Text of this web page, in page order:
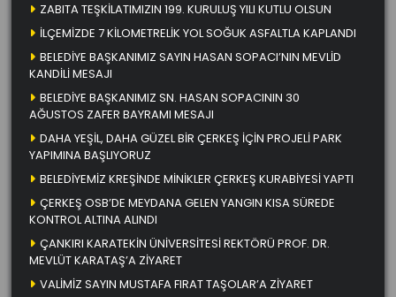
ZABITA TEŞKİLATIMIZIN 199. KURULUŞ YILI KUTLU OLSUN
İLÇEMİZDE 7 KİLOMETRELİK YOL SOĞUK ASFALTLA KAPLANDI
BELEDİYE BAŞKANIMIZ SAYIN HASAN SOPACI’NIN MEVLİD
KANDİLİ MESAJI
BELEDİYE BAŞKANIMIZ SN. HASAN SOPACININ 30
AĞUSTOS ZAFER BAYRAMI MESAJI
DAHA YEŞİL, DAHA GÜZEL BİR ÇERKEŞ İÇİN PROJELİ PARK
YAPIMINA BAŞLIYORUZ
BELEDİYEMİZ KREŞİNDE MİNİKLER ÇERKEŞ KURABİYESİ YAPTI
ÇERKEŞ OSB’DE MEYDANA GELEN YANGIN KISA SÜREDE
KONTROL ALTINA ALINDI
ÇANKIRI KARATEKİN ÜNİVERSİTESİ REKTÖRÜ PROF. DR.
MEVLÜT KARATAŞ’A ZİYARET
VALİMİZ SAYIN MUSTAFA FIRAT TAŞOLAR’A ZİYARET